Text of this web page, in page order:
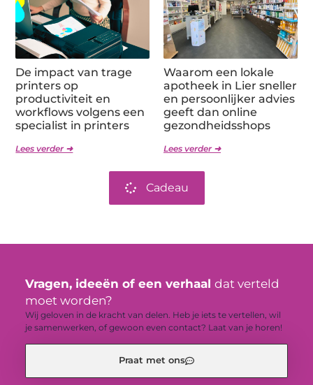
De impact van trage
printers op
productiviteit en
workflows volgens een
specialist in printers
Lees verder ➜
Waarom een lokale
apotheek in Lier sneller
en persoonlijker advies
geeft dan online
gezondheidsshops
Lees verder ➜
Cadeau
Vragen, ideeën of een verhaal dat verteld
moet worden?
Wij geloven in de kracht van delen. Heb je iets te vertellen, wil
je samenwerken, of gewoon even contact? Laat van je horen!
Praat met ons